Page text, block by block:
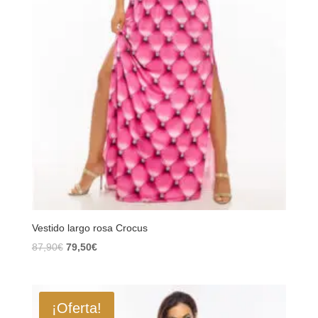
Vestido largo rosa Crocus
87,90€ El
era:
87,90€.
79,50€El
es:
79,50€.
¡Oferta!